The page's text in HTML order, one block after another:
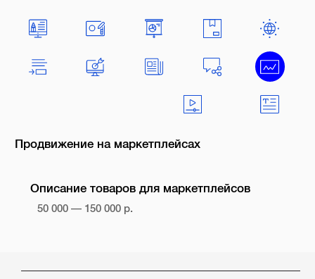
Продвижение на маркетплейсах
Описание товаров для маркетплейсов
50 000 — 150 000 р.